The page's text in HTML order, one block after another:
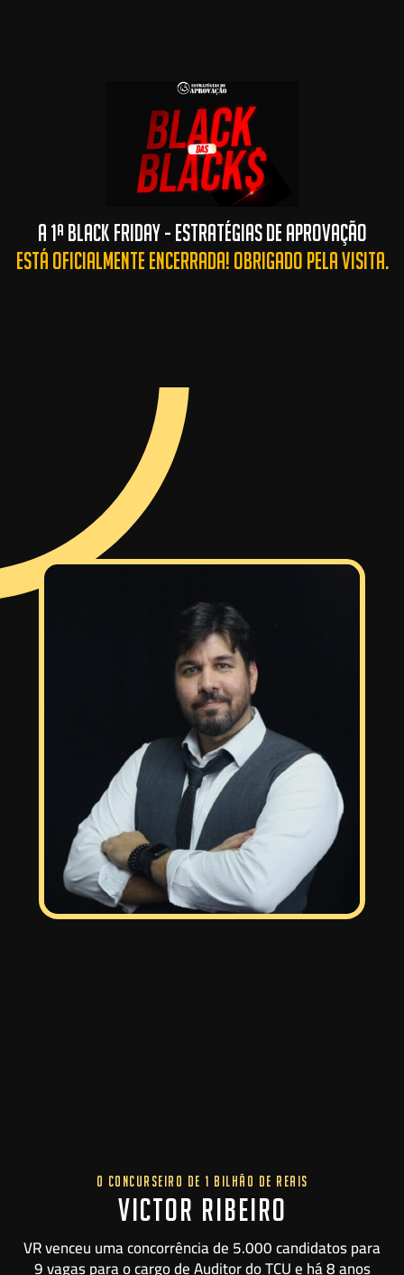
A 1ª BLACK FRIDAY - ESTRATÉGIAS DE APROVAÇÃO
ESTÁ OFICIALMENTE ENCERRADA! OBRIGADO PELA VISITA.
O CONCURSEIRO DE 1 BILHÃO DE REAIS
VICTOR RIBEIRO
VR venceu uma concorrência de 5.000 candidatos para
9 vagas para o cargo de Auditor do TCU e há 8 anos